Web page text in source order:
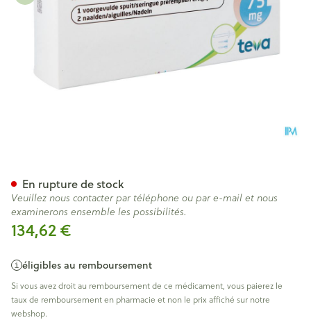
134,62 €
éligibles au remboursement
Si vous avez droit au remboursement de ce médicament, vous paierez le
taux de remboursement en pharmacie et non le prix affiché sur notre
webshop.
En rupture de stock
Veuillez nous contacter par téléphone ou par e-mail et nous
examinerons ensemble les possibilités.